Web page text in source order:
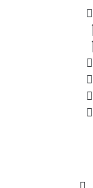
Skip
to
content